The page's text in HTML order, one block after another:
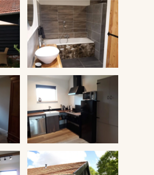
VERGROTEN
VERGROTEN